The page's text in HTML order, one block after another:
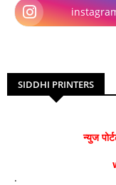
SIDDHI PRINTERS
न्युज
.